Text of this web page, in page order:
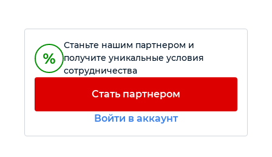
Силовое оборудование
Крепежный инструмент
Станьте нашим партнером и
получите уникальные условия
сотрудничества
Стать партнером
Войти в аккаунт